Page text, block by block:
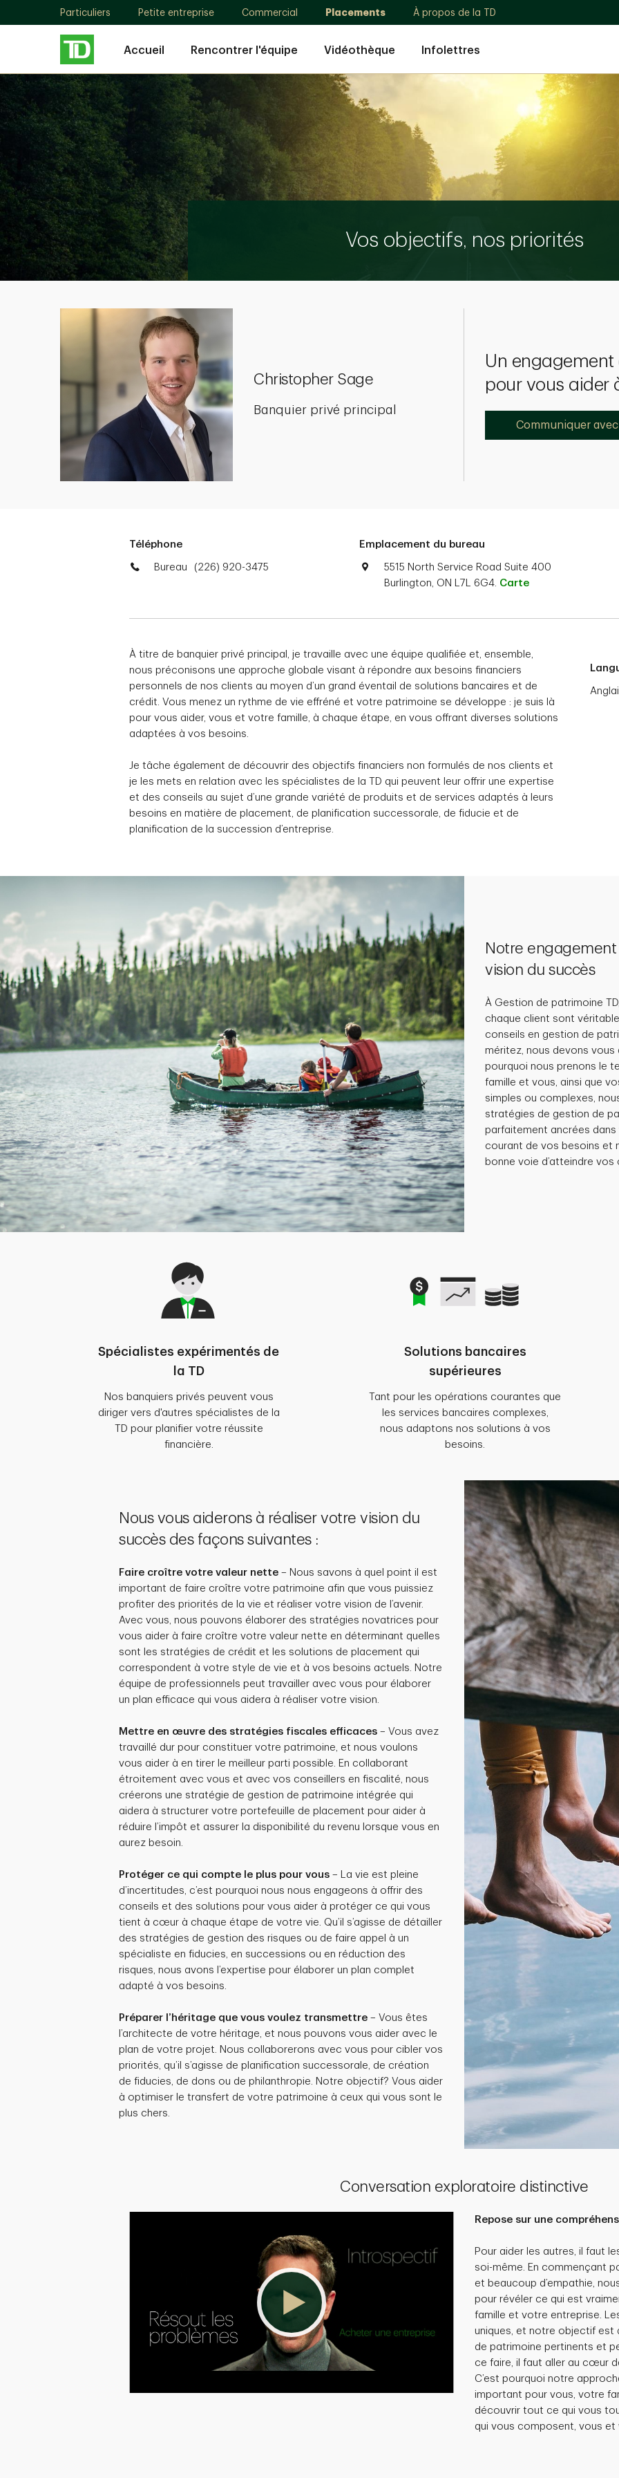
Particuliers Petite entreprise Commercial Placements À propos de la TD
Accueil Rencontrer l'équipe Vidéothèque Infolettres
Christopher
Sage
Vos objectifs, nos priorités
Christopher Sage
Banquier privé principal
Un
pour vous aider
Communiquer
Téléphone
Bureau (226) 920-3475
Emplacement du bureau
5515 North Service Road Suite 400
Burlington, ON L7L 6G4. Carte
À titre de banquier privé principal, je travaille avec une équipe qualifiée et, ensemble,
nous préconisons une approche globale visant à répondre aux besoins financiers
personnels de nos clients au moyen d’un grand éventail de solutions bancaires et de
crédit. Vous menez un rythme de vie effréné et votre patrimoine se développe : je suis là
pour vous aider, vous et votre famille, à chaque étape, en vous offrant diverses solutions
adaptées à vos besoins.
Je tâche également de découvrir des objectifs financiers non formulés de nos clients et
je les mets en relation avec les spécialistes de la TD qui peuvent leur offrir une expertise
et des conseils au sujet d’une grande variété de produits et de services adaptés à leurs
besoins en matière de placement, de planification successorale, de fiducie et de
planification de la succession d’entreprise.
Notre
vision du succès
À Gestion de patrimoine
chaque client sont
conseils en gestion de
méritez, nous devons vous
pourquoi nous prenons le
famille et vous, ainsi que
simples ou complexes,
stratégies de gestion de
parfaitement ancrées
courant de vos besoins et
bonne voie d’atteindre vos
Spécialistes expérimentés de
la TD
Nos banquiers privés peuvent vous
diriger vers d'autres spécialistes de la
TD pour planifier votre réussite
financière.
Solutions bancaires
supérieures
Tant pour les opérations courantes que
les services bancaires complexes,
nous adaptons nos solutions à vos
besoins.
Nous vous aiderons à réaliser votre vision du
succès des façons suivantes :
Faire croître votre valeur nette – Nous savons à quel point il est
important de faire croître votre patrimoine afin que vous puissiez
profiter des priorités de la vie et réaliser votre vision de l’avenir.
Avec vous, nous pouvons élaborer des stratégies novatrices pour
vous aider à faire croître votre valeur nette en déterminant quelles
sont les stratégies de crédit et les solutions de placement qui
correspondent à votre style de vie et à vos besoins actuels. Notre
équipe de professionnels peut travailler avec vous pour élaborer
un plan efficace qui vous aidera à réaliser votre vision.
Mettre en œuvre des stratégies fiscales efficaces – Vous avez
travaillé dur pour constituer votre patrimoine, et nous voulons
vous aider à en tirer le meilleur parti possible. En collaborant
étroitement avec vous et avec vos conseillers en fiscalité, nous
créerons une stratégie de gestion de patrimoine intégrée qui
aidera à structurer votre portefeuille de placement pour aider à
réduire l’impôt et assurer la disponibilité du revenu lorsque vous en
aurez besoin.
Protéger ce qui compte le plus pour vous – La vie est pleine
d’incertitudes, c’est pourquoi nous nous engageons à offrir des
conseils et des solutions pour vous aider à protéger ce qui vous
tient à cœur à chaque étape de votre vie. Qu’il s’agisse de détailler
des stratégies de gestion des risques ou de faire appel à un
spécialiste en fiducies, en successions ou en réduction des
risques, nous avons l’expertise pour élaborer un plan complet
adapté à vos besoins.
Préparer l’héritage que vous voulez transmettre – Vous êtes
l’architecte de votre héritage, et nous pouvons vous aider avec le
plan de votre projet. Nous collaborerons avec vous pour cibler vos
priorités, qu’il s’agisse de planification successorale, de création
de fiducies, de dons ou de philanthropie. Notre objectif? Vous aider
à optimiser le transfert de votre patrimoine à ceux qui vous sont le
plus chers.
Conversation exploratoire distinctive
Repose sur une
Pour aider les autres, il faut
soi-même. En commençant
et beaucoup d’empathie,
pour révéler ce qui est
famille et votre entreprise.
uniques, et notre objectif est
de patrimoine pertinents et
ce faire, il faut aller au cœur
C’est pourquoi notre
important pour vous, votre
découvrir tout ce qui vous
qui vous composent, vous et